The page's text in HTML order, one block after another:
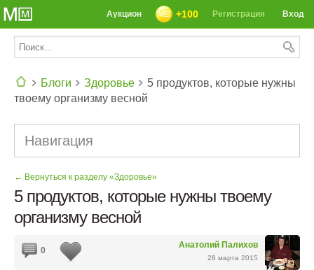
Вход
Регистрация
+100
Аукцион
Блоги Здоровье
5 продуктов, которые нужны
твоему организму весной
Навигация
← Вернуться к разделу «Здоровье»
5 продуктов, которые нужны твоему
организму весной
Анатолий Палихов
28 марта 2015
0